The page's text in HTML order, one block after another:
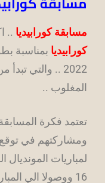
مسابقة كورابيديا ..
كورابيديا بمناسبة
2022 .. والتي
المغلوب ..
تعتمد فكرة
ومشاركتهم في توقع
لمباريات المونديال
16 ووصولا الي